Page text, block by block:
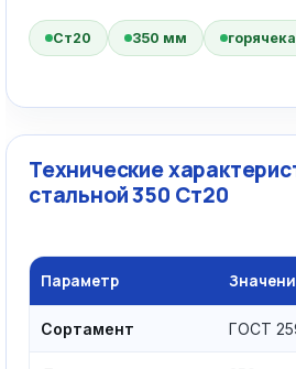
Ст20 350 мм
Технические
стальной 350 Ст20
Параметр
Сортамент ГОСТ